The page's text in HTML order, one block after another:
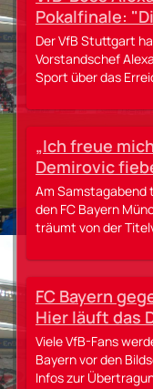
Pokalfinale:
Der VfB Stuttgart
Vorstandschef
Sport über das
„Ich freue
Demirovic
entgegen
Am Samstagabend
den FC Bayern
träumt von der
FC Bayern
Hier läuft das
Stream
Viele VfB-Fans
Bayern vor den
Infos zur